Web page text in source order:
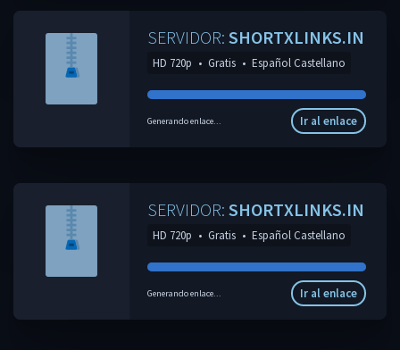
SERVIDOR: SHORTXLINKS.IN
HD 720p • Gratis • Español Castellano
Generando enlace... Ir al enlace
SERVIDOR: SHORTXLINKS.IN
HD 720p • Gratis • Español Castellano
Generando enlace... Ir al enlace